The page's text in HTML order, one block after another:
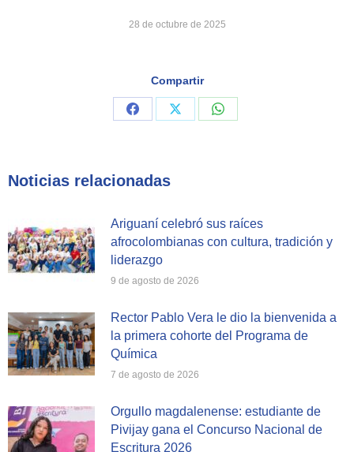
28 de octubre de 2025
Compartir
Share
Share
Share
Noticias relacionadas
Ariguaní celebró sus raíces
afrocolombianas con cultura, tradición y
liderazgo
9 de agosto de 2026
Rector Pablo Vera le dio la bienvenida a
la primera cohorte del Programa de
Química
7 de agosto de 2026
Orgullo magdalenense: estudiante de
Pivijay gana el Concurso Nacional de
Escritura 2026